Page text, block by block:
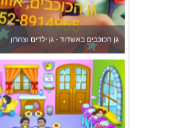
גן הכוכבים באשדוד - גן ילדים וצהרון